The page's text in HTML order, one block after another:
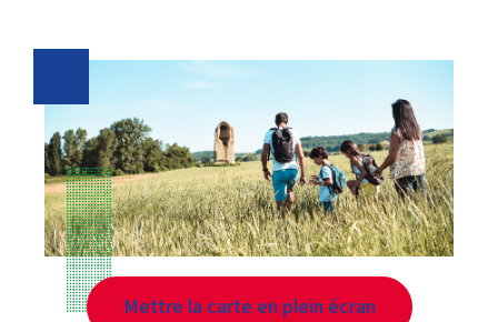
Mettre la carte en plein écran